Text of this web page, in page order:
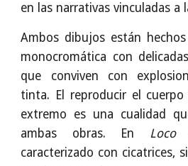
en las narrativas vinculadas a
Ambos dibujos están
monocromática con
que conviven con
tinta. El reproducir el
extremo es una cualidad
ambas obras. En Loco
caracterizado con cicatrices,